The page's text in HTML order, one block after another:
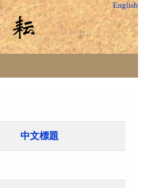
English
中文標題